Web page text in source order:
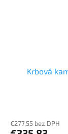
Krbová
€277,55 bez DPH